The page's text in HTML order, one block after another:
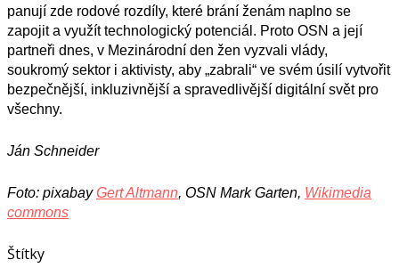
panují zde rodové rozdíly, které brání ženám naplno se
zapojit a využít technologický potenciál. Proto OSN a její
partneři dnes, v Mezinárodní den žen vyzvali vlády,
soukromý sektor i aktivisty, aby „zabrali“ ve svém úsilí vytvořit
bezpečnější, inkluzivnější a spravedlivější digitální svět pro
všechny.
Ján Schneider
Foto: pixabayGert Altmann, OSN Mark Garten, Wikimedia
commons
Štítky